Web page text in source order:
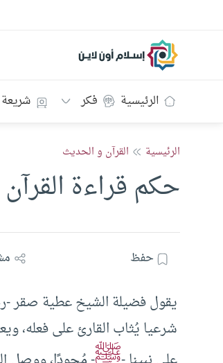
إسلام أون لاين
الرئيسية فكر شريعة
الرئيسية القرآن و الحديث
حكم قراءة
حفظ
يقول فضيلة الشيخ عطية صقر -
شرعيا يُثاب القارئ على فعله،
ﷺ